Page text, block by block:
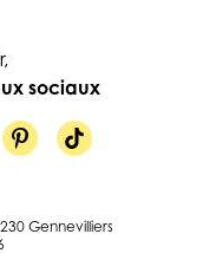
sociaux
Gennevilliers